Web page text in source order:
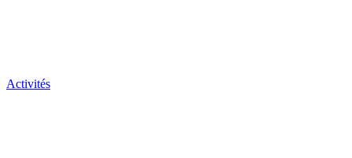
Activités